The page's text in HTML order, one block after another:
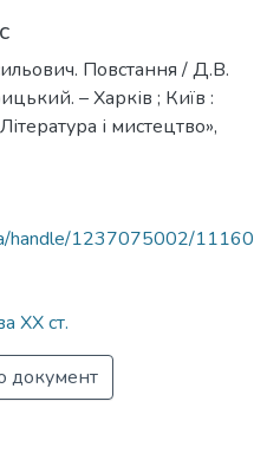
Повстання / Д.В.
– Харків ; Київ :
і мистецтво»,
handle/1237075002/11160
ХХ ст.
документ